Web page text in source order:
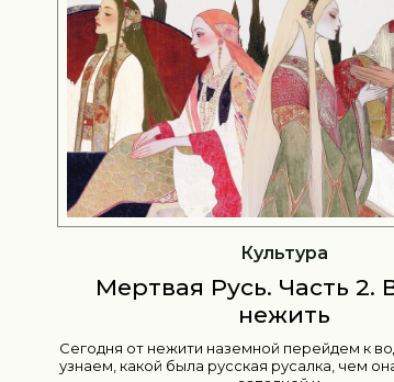
и
от
Культура
Мертвая Русь. Часть 1.
нежить
Внутри: 1 Нехорошая смерть и
заложные 3 Обереги против заложных 4